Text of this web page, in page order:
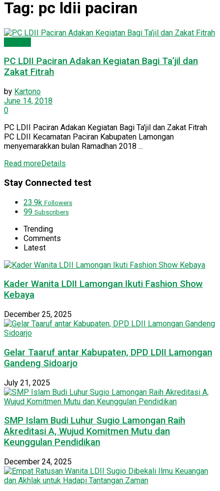
Tag: pc ldii paciran
PC LDII Paciran Adakan Kegiatan Bagi Ta’jil dan
Zakat Fitrah
by Kartono
June 14, 2018
0
PC LDII Paciran Adakan Kegiatan Bagi Ta'jil dan Zakat Fitrah
PC LDII Kecamatan Paciran Kabupaten Lamongan
menyemarakkan bulan Ramadhan 2018 ...
Read moreDetails
Stay Connected test
23.9k Followers
99 Subscribers
Trending
Comments
Latest
Kader Wanita LDII Lamongan Ikuti Fashion Show
Kebaya
December 25, 2025
Gelar Taaruf antar Kabupaten, DPD LDII Lamongan
Gandeng Sidoarjo
July 21, 2025
SMP Islam Budi Luhur Sugio Lamongan Raih
Akreditasi A, Wujud Komitmen Mutu dan
Keunggulan Pendidikan
December 24, 2025